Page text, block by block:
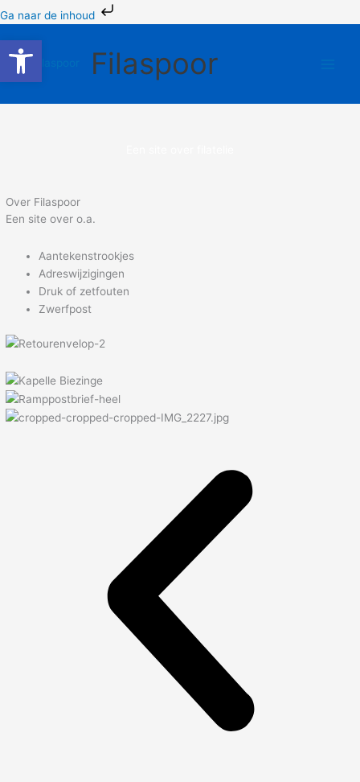
Ga naar de inhoud
naar
de
inhoud
Filaspoor
Over Filaspoor
Een site over o.a.
Aantekenstrookjes
Adreswijzigingen
Druk of zetfouten
Zwerfpost
Toolbar openen